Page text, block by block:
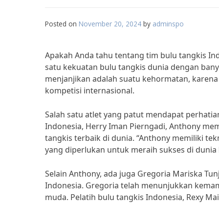
Posted on November 20, 2024 by adminspo
Apakah Anda tahu tentang tim bulu tangkis
satu kekuatan bulu tangkis dunia dengan
menjanjikan adalah suatu kehormatan,
kompetisi internasional.
Salah satu atlet yang patut mendapat
Indonesia, Herry Iman Pierngadi, Anthony
tangkis terbaik di dunia. “Anthony memiliki
yang diperlukan untuk meraih sukses di dunia
Selain Anthony, ada juga Gregoria Mariska
Indonesia. Gregoria telah menunjukkan
muda. Pelatih bulu tangkis Indonesia, Rexy